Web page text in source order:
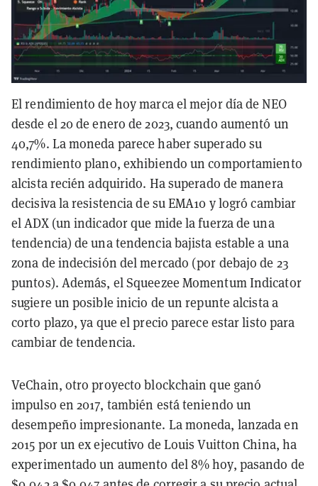
El rendimiento de hoy marca el mejor día de NEO
desde el 20 de enero de 2023, cuando aumentó un
40,7%. La moneda parece haber superado su
rendimiento plano, exhibiendo un comportamiento
alcista recién adquirido. Ha superado de manera
decisiva la resistencia de su EMA10 y logró cambiar
el ADX (un indicador que mide la fuerza de una
tendencia) de una tendencia bajista estable a una
zona de indecisión del mercado (por debajo de 23
puntos). Además, el Squeezee Momentum Indicator
sugiere un posible inicio de un repunte alcista a
corto plazo, ya que el precio parece estar listo para
cambiar de tendencia.
VeChain, otro proyecto blockchain que ganó
impulso en 2017, también está teniendo un
desempeño impresionante. La moneda, lanzada en
2015 por un ex ejecutivo de Louis Vuitton China, ha
experimentado un aumento del 8% hoy, pasando de